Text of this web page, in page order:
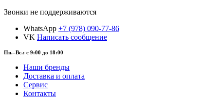
Звонки не поддерживаются
WhatsApp +7 (978) 090-77-86
VK Написать сообщение
Пн.–Вс.: с 9:00 до 18:00
Наши бренды
Доставка и оплата
Сервис
Контакты